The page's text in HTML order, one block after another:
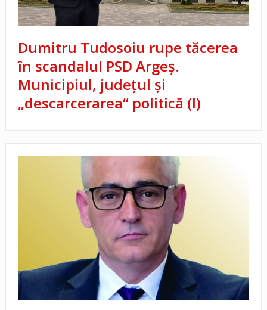
Dumitru Tudosoiu rupe tăcerea
în scandalul PSD Argeș.
Municipiul, județul și
„descarcerarea“ politică (I)